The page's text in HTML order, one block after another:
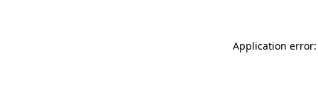
Application